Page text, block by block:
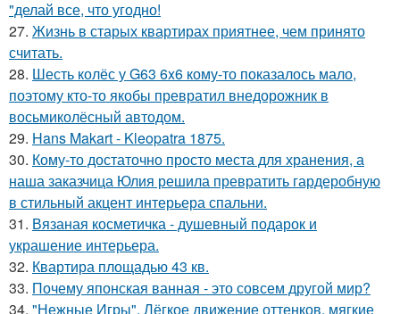
"делай все, что угодно!
27. Жизнь в старых квартирах приятнее, чем принято
считать.
28. Шесть колёс у G63 6x6 кому-то показалось мало,
поэтому кто-то якобы превратил внедорожник в
восьмиколёсный автодом.
29. Hans Makart - Kleopatra 1875.
30. Кому-то достаточно просто места для хранения, а
наша заказчица Юлия решила превратить гардеробную
в стильный акцент интерьера спальни.
31. Вязаная косметичка - душевный подарок и
украшение интерьера.
32. Квартира площадью 43 кв.
33. Почему японская ванная - это совсем другой мир?
34. "Нежные Игры". Лёгкое движение оттенков, мягкие